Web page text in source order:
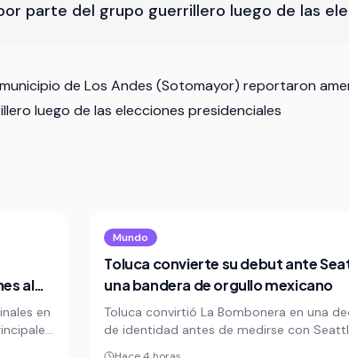
parte del grupo guerrillero luego de las
de Los Andes (Sotomayor) reportaron
luego de las elecciones presidenciales
al
en
Mundo
Toluca convierte su debut ante
una bandera de orgullo mexicano
Toluca convirtió La Bombonera en una
de identidad antes de medirse con
Sounders en el arranque de la Leagues